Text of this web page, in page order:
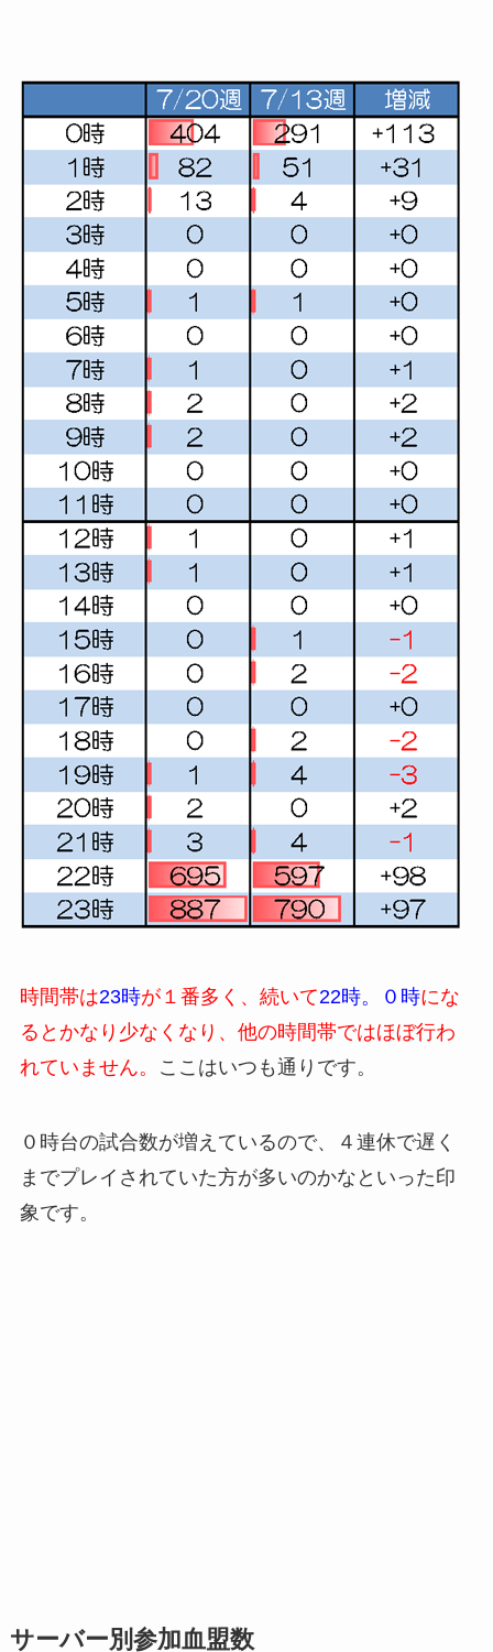
時間帯は23時が１番多く、続いて22時。０時にな
るとかなり少なくなり、他の時間帯ではほぼ行わ
れていません。
ここはいつも通りです。
０時台の試合数が増えているので、４連休で遅く
までプレイされていた方が多いのかなといった印
象です。
サーバー別参加血盟数